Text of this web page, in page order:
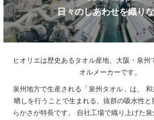
日々のしあわせを織り
ヒオリエは歴史あるタオル産地、大阪・泉州
オルメーカーです。
泉州地方で生産される「泉州タオル」は、
和
晒しを行うことで生まれる、抜群の吸水性と
らかさが特長です。
自社工場で織り上げた